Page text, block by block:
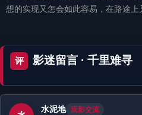
想的实现又怎会如此容易，在路途上
评 影迷留言 · 千里难寻
水泥地 观影交流